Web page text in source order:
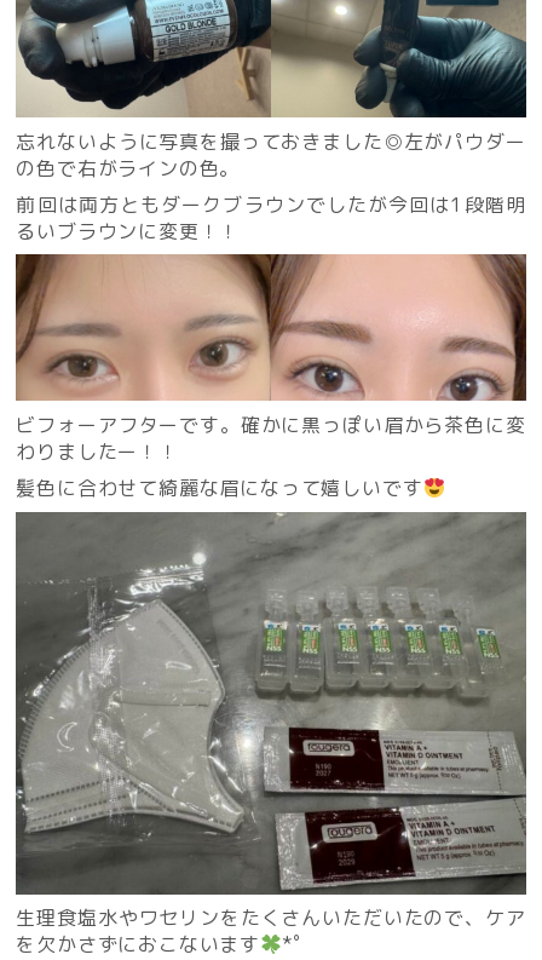
忘れないように写真を撮っておきました◎左がパウダー
の色で右がラインの色。
前回は両方ともダークブラウンでしたが今回は1段階明
るいブラウンに変更！！
ビフォーアフターです。確かに黒っぽい眉から茶色に変
わりましたー！！
髪色に合わせて綺麗な眉になって嬉しいです
生理食塩水やワセリンをたくさんいただいたので、ケア
を欠かさずにおこないます
*゜